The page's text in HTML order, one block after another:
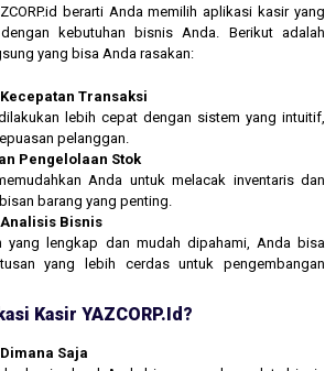
berarti Anda memilih aplikasi kasir yang
kebutuhan bisnis Anda. Berikut adalah
yang bisa Anda rasakan:
Transaksi
lebih cepat dengan sistem yang intuitif,
pelanggan.
Pengelolaan Stok
Anda untuk melacak inventaris dan
barang yang penting.
Bisnis
yang lengkap dan mudah dipahami, Anda bisa
yang lebih cerdas untuk pengembangan
Kasir YAZCORP.id?
Saja